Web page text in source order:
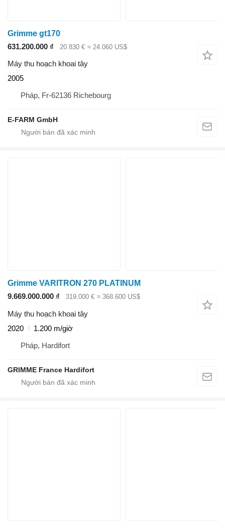
Grimme gt170
631.200.000 ₫
20.830 € ≈ 24.060 US$
Máy thu hoạch khoai tây
2005
Pháp, Fr-62136 Richebourg
E-FARM GmbH
Grimme VARITRON 270 PLATINUM
9.669.000.000 ₫
319.000 € ≈ 368.600 US$
Máy thu hoạch khoai tây
2020
1.200 m/giờ
Pháp, Hardifort
GRIMME France Hardifort